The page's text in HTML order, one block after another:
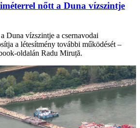
nőtt a Duna vízszintje
Duna vízszintje a csernavodai
a létesítmény további működését –
oldalán Radu Miruță.